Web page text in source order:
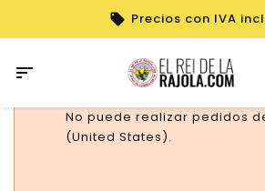
Precios con IVA

No puede realizar pedidos
(United States).